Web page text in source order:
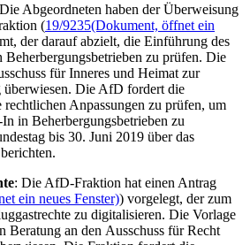
Die Abgeordneten haben der Überweisung
(19/9235(Dokument, öffnet ein
der darauf abzielt, die Einführung des
zu prüfen. Die
für Inneres und Heimat zur
überwiesen. Die AfD fordert die
Anpassungen zu prüfen, um
In in Beherbergungsbetrieben zu
bis 30. Juni 2019 über das
: Die AfD-Fraktion hat einen Antrag
ein neues Fenster)) vorgelegt, der zum
zu digitalisieren. Die Vorlage
Beratung an den Ausschuss für Recht